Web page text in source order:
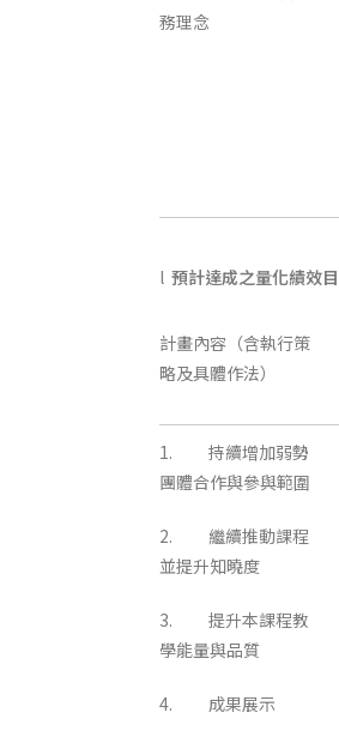
務理念
l預計達成之量化績效
計畫內容（含執行策
略及具體作法）
1. 持續增加弱勢
團體合作與參與範圍
2. 繼續推動課程
並提升知曉度
3. 提升本課程教
學能量與品質
4. 成果展示